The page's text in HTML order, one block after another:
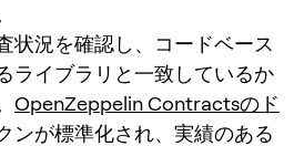
状況を確認し、コードベース
ライブラリと一致しているか
OpenZeppelin Contractsのド
ンが標準化され、実績のある